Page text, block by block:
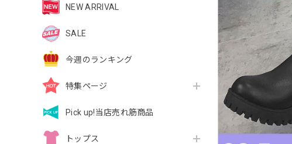
NEW ARRIVAL
SALE
今週のランキング
特集ページ
Pick up!当店売れ筋商品
トップス